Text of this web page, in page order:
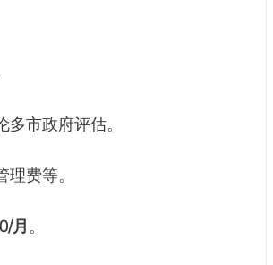
多市政府评估。
费等。
月。